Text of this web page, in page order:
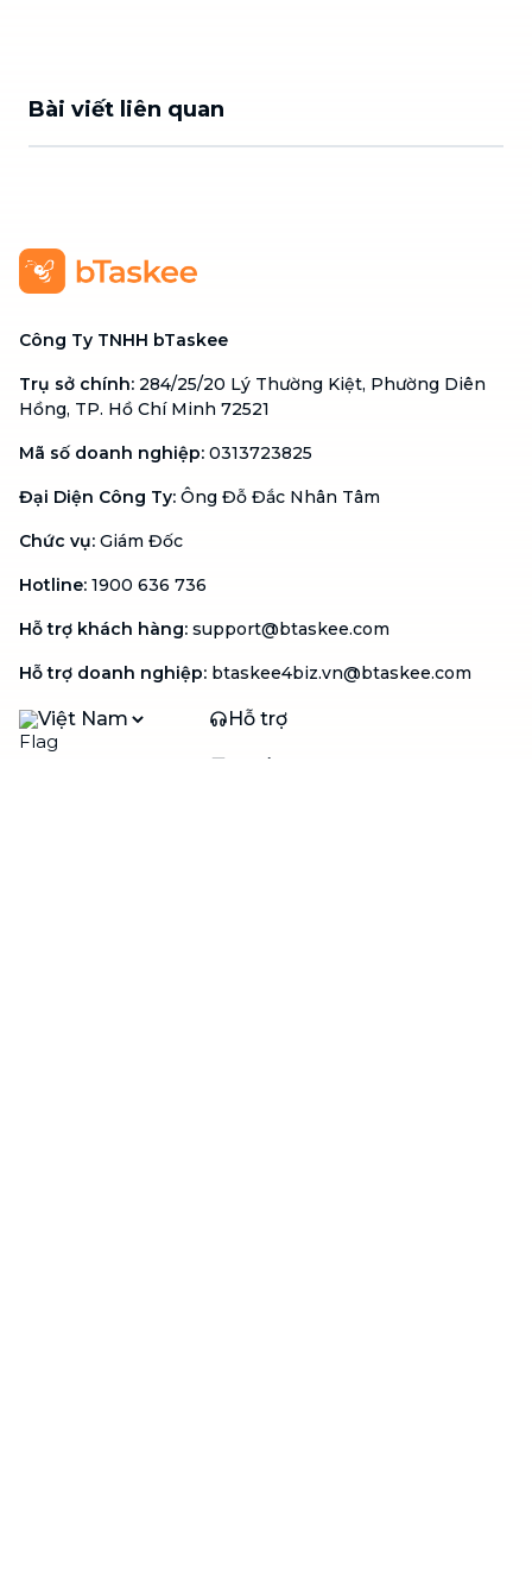
Bài viết liên quan
Công Ty TNHH bTaskee
Trụ sở chính: 284/25/20 Lý Thường Kiệt, Phường Diên
Hồng, TP. Hồ Chí Minh 72521
Mã số doanh nghiệp: 0313723825
Đại Diện Công Ty: Ông Đỗ Đắc Nhân Tâm
Chức vụ: Giám Đốc
Hotline: 1900 636 736
Hỗ trợ khách hàng: support@btaskee.com
Hỗ trợ doanh nghiệp: btaskee4biz.vn@btaskee.com
Việt Nam Hỗ trợ
Khiếu nại